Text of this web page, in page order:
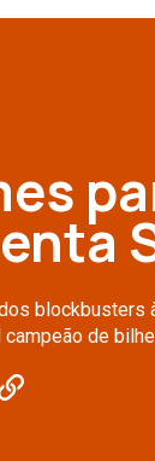
de